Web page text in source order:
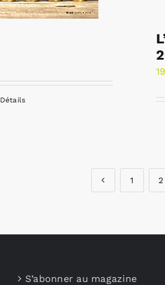
Détails
1 2
S’abonner au magazine